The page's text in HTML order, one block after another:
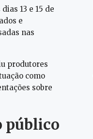
13 e 15 de
e
nas
produtores
como
sobre
público